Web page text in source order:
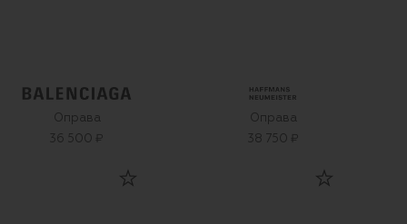
Оправа
36 500 ₽
Оправа
38 750 ₽